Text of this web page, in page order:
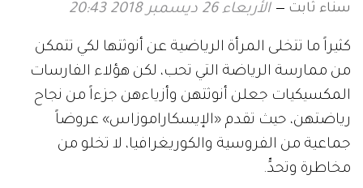
سناء ثابت الأربعاء 26 ديسمبر 2018 20:43
كثيراً ما تتخلى المرأة الرياضية عن أنوثتها لكي تتمكن
من ممارسة الرياضة التي تحب، لكن هؤلاء الفارسات
المكسيكيات جعلن أنوثتهن وأزياءهن جزءاً من نجاح
رياضتهن، حيث تقدم «الإيسكاراموزاس» عروضاً
جماعية من الفروسية والكوريغرافيا، لا تخلو من
مخاطرة وتحدٍّ.